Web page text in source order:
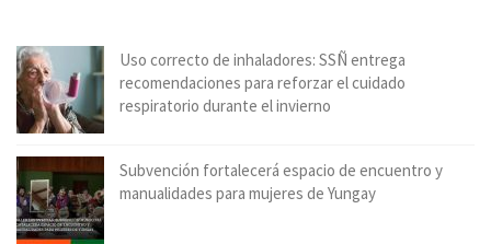
Uso correcto de inhaladores: SSÑ entrega
recomendaciones para reforzar el cuidado
respiratorio durante el invierno
Subvención fortalecerá espacio de encuentro y
manualidades para mujeres de Yungay